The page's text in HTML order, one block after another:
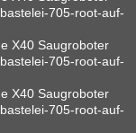
705-root-auf-
X40 Saugroboter
705-root-auf-
X40 Saugroboter
705-root-auf-